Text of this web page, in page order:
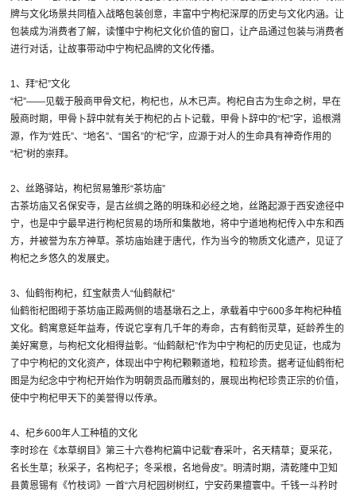
牌与文化场景共同植入战略包装创意，丰富中宁枸杞深厚的历史与文化内涵。让
包装成为消费者了解，读懂中宁枸杞文化价值的窗口，让产品通过包装与消费者
进行对话，让故事带动中宁枸杞品牌的文化传播。
1、拜“杞”文化
“杞”——见载于殷商甲骨文杞，枸杞也，从木已声。枸杞自古为生命之树，早在
殷商时期，甲骨卜辞中就有关于枸杞的占卜记载，甲骨卜辞中的“杞”字，追根溯
源，作为“姓氏”、“地名”、“国名”的“杞”字，应源于对人的生命具有神奇作用的
“杞”树的崇拜。
2、丝路驿站，枸杞贸易雏形“茶坊庙”
古茶坊庙又名保安寺，是古丝绸之路的明珠和必经之地，丝路起源于西安途径中
宁，也是中宁最早进行枸杞贸易的场所和集散地，将中宁道地枸杞传入中东和西
方，并被誉为东方神草。茶坊庙始建于唐代，作为当今的物质文化遗产，见证了
枸杞之乡悠久的发展史。
3、仙鹤衔枸杞，红宝献贵人“仙鹤献杞”
仙鹤衔杞图砌于茶坊庙正殿两侧的墙基墩石之上，承载着中宁600多年枸杞种植
文化。鹤寓意延年益寿，传说它享有几千年的寿命，古有鹤衔灵草，延龄养生的
美好寓意，与枸杞文化相得益彰。“仙鹤献杞”作为中宁枸杞的历史见证，也成为
了中宁枸杞的文化资产，体现出中宁枸杞颗颗道地，粒粒珍贵。据考证仙鹤衔杞
图是为纪念中宁枸杞开始作为明朝贡品而雕刻的，展现出枸杞珍贵正宗的价值，
使中宁枸杞甲天下的美誉得以传承。
4、杞乡600年人工种植的文化
李时珍在《本草纲目》第三十六卷枸杞篇中记载“春采叶，名天精草；夏采花，
名长生草；秋采子，名枸杞子；冬采根，名地骨皮”。明清时期，清乾隆中卫知
县黄恩锡有《竹枝词》一首“六月杞园树树红，宁安药果擅寰中。千钱一斗矜时